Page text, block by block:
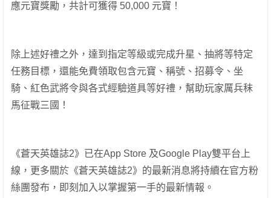
應元寶獎勵，共計可獲得 50,000 元寶！
除上述好禮之外，達到指定等級或完成升星、抽將等特定
任務目標，還能免費領取包含元寶、稱號、招募令、坐
騎、紅色武將令與各式經驗道具等好禮，幫助玩家厲兵秣
馬征戰三國！
《蒼天英雄誌2》已在App Store 及Google Play雙平台上
線，更多關於《蒼天英雄誌2》的最新消息將持續在官方粉
絲團發布，即刻加入以掌握第一手的最新情報。